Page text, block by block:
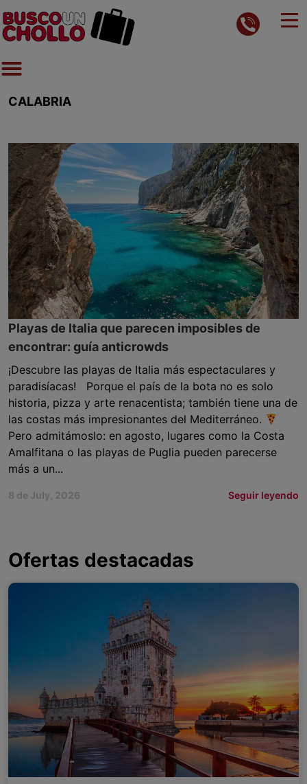
CALABRIA
Playas de Italia que parecen imposibles de
encontrar: guía anticrowds
¡Descubre las playas de Italia más espectaculares y
paradisíacas! Porque el país de la bota no es solo
historia, pizza y arte renacentista; también tiene una de
las costas más impresionantes del Mediterráneo.
Pero admitámoslo: en agosto, lugares como la Costa
Amalfitana o las playas de Puglia pueden parecerse
más a un...
8 de July, 2026 Seguir leyendo
Ofertas destacadas